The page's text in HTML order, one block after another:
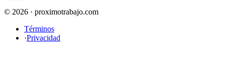
© 2026 · proximotrabajo.com
Términos
·Privacidad